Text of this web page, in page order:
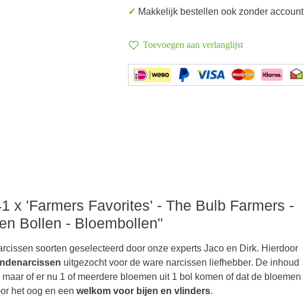
✓ Makkelijk bestellen ook zonder account
Toevoegen aan verlanglijst
x 'Farmers Favorites' - The Bulb Farmers -
Bollen - Bloembollen"
soorten geselecteerd door onze experts Jaco en Dirk. Hierdoor
narcissen uitgezocht voor de ware narcissen liefhebber. De inhoud
maar of er nu 1 of meerdere bloemen uit 1 bol komen of dat de bloemen
het oog en een welkom voor bijen en vlinders.